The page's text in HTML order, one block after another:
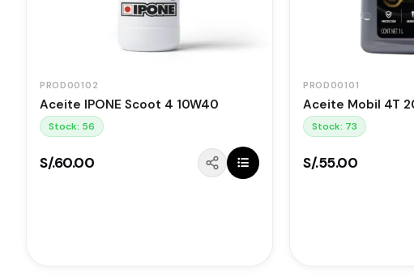
PROD00102
Aceite IPONE Scoot 4 10W40
Stock: 56
S/.60.00
PROD00101
Aceite Mobil 4T
Stock: 73
S/.55.00